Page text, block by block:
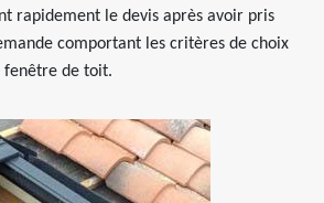
rapidement le devis après avoir pris
comportant les critères de choix
fenêtre de toit.